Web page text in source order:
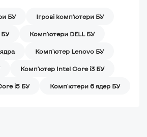
БУ Ігрові комп'ютери БУ
БУ Комп'ютери DELL БУ
Комп'ютер Lenovo БУ
Комп'ютер Intel Core i3 БУ
i5 БУ Комп'ютери 6 ядер БУ